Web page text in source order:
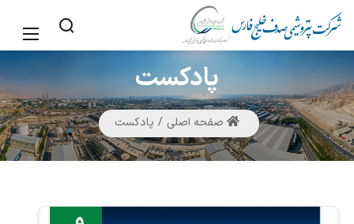
پادکست
صفحه اصلی پادکست